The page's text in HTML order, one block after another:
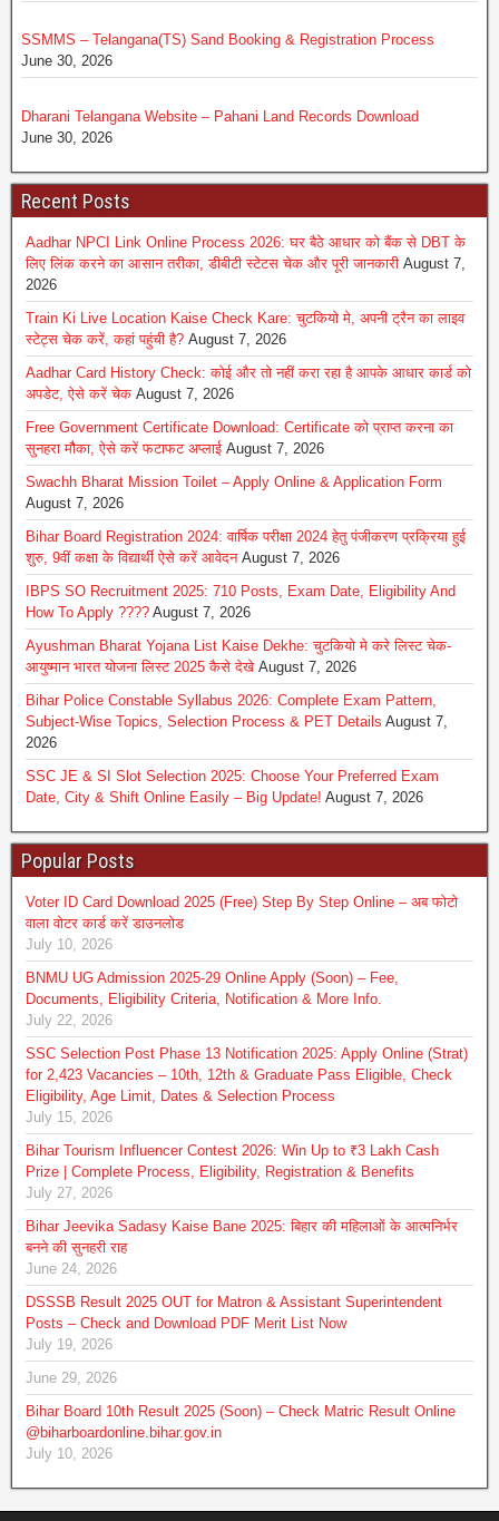
SSMMS – Telangana(TS) Sand Booking & Registration Process
June 30, 2026
Dharani Telangana Website – Pahani Land Records Download
June 30, 2026
Recent Posts
Aadhar NPCI Link Online Process 2026: घर बैठे आधार को बैंक से DBT के
लिए लिंक करने का आसान तरीका, डीबीटी स्टेटस चेक और पूरी जानकारी August 7,
2026
Train Ki Live Location Kaise Check Kare: चुटकियो मे, अपनी ट्रैन का लाइव
स्टेट्स चेक करें, कहां पहुंची है? August 7, 2026
Aadhar Card History Check: कोई और तो नहीं करा रहा है आपके आधार कार्ड को
अपडेट, ऐसे करें चेक August 7, 2026
Free Government Certificate Download: Certificate को प्राप्त करना का
सुनहरा मौैका, ऐसे करें फटाफट अप्लाई August 7, 2026
Swachh Bharat Mission Toilet – Apply Online & Application Form
August 7, 2026
Bihar Board Registration 2024: वार्षिक परीक्षा 2024 हेतु पंजीकरण प्रक्रिया हुई
शुरु, 9वीं कक्षा के विद्यार्थी ऐसे करें आवेदन August 7, 2026
IBPS SO Recruitment 2025: 710 Posts, Exam Date, Eligibility And
How To Apply ???? August 7, 2026
Ayushman Bharat Yojana List Kaise Dekhe: चुटकियो मे करे लिस्ट चेक-
आयुष्मान भारत योजना लिस्ट 2025 कैसे देखे August 7, 2026
Bihar Police Constable Syllabus 2026: Complete Exam Pattern,
Subject-Wise Topics, Selection Process & PET Details August 7,
2026
SSC JE & SI Slot Selection 2025: Choose Your Preferred Exam
Date, City & Shift Online Easily – Big Update! August 7, 2026
Popular Posts
Voter ID Card Download 2025 (Free) Step By Step Online – अब फोटो
वाला वोटर कार्ड करें डाउनलोड
July 10, 2026
BNMU UG Admission 2025-29 Online Apply (Soon) – Fee,
Documents, Eligibility Criteria, Notification & More Info.
July 22, 2026
SSC Selection Post Phase 13 Notification 2025: Apply Online (Strat)
for 2,423 Vacancies – 10th, 12th & Graduate Pass Eligible, Check
Eligibility, Age Limit, Dates & Selection Process
July 15, 2026
Bihar Tourism Influencer Contest 2026: Win Up to ₹3 Lakh Cash
Prize | Complete Process, Eligibility, Registration & Benefits
July 27, 2026
Bihar Jeevika Sadasy Kaise Bane 2025: बिहार की महिलाओं के आत्मनिर्भर
बनने की सुनहरी राह
June 24, 2026
DSSSB Result 2025 OUT for Matron & Assistant Superintendent
Posts – Check and Download PDF Merit List Now
July 19, 2026
June 29, 2026
Bihar Board 10th Result 2025 (Soon) – Check Matric Result Online
@biharboardonline.bihar.gov.in
July 10, 2026